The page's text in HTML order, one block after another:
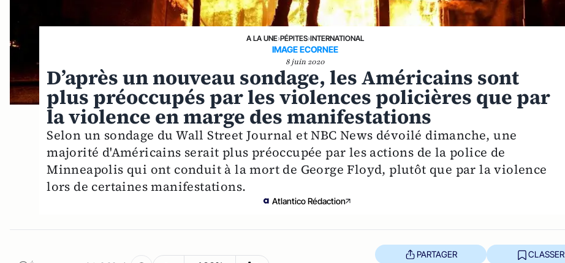
A LA UNE›PÉPITES›INTERNATIONAL
IMAGE ECORNEE
8 juin 2020
D’après un nouveau sondage, les Américains sont
plus préoccupés par les violences policières que par
la violence en marge des manifestations
Selon un sondage du Wall Street Journal et NBC News dévoilé dimanche, une
majorité d'Américains serait plus préoccupée par les actions de la police de
Minneapolis qui ont conduit à la mort de George Floyd, plutôt que par la violence
lors de certaines manifestations.
Atlantico Rédaction
PARTAGER CLASSER